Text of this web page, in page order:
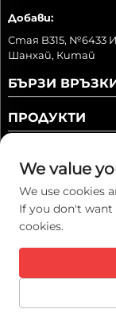
Добави:
Стая B315, №6433
Шанхай, Китай
БЪРЗИ
ПРОДУКТИ
Авторско право ©
We value
We use cookies
If you don't want
cookies.